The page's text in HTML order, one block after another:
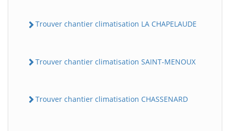
Trouver chantier climatisation LA CHAPELAUDE
Trouver chantier climatisation SAINT-MENOUX
Trouver chantier climatisation CHASSENARD